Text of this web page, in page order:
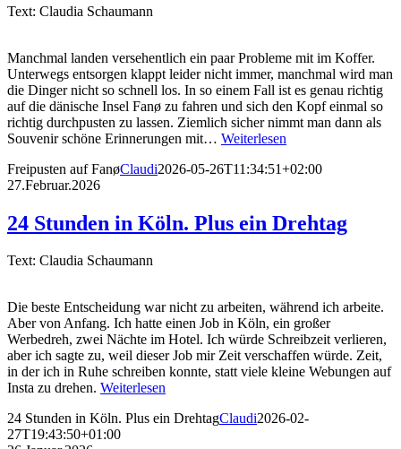
Text: Claudia Schaumann
Manchmal landen versehentlich ein paar Probleme mit im Koffer.
Unterwegs entsorgen klappt leider nicht immer, manchmal wird man
die Dinger nicht so schnell los. In so einem Fall ist es genau richtig
auf die dänische Insel Fanø zu fahren und sich den Kopf einmal so
richtig durchpusten zu lassen. Ziemlich sicher nimmt man dann als
Souvenir schöne Erinnerungen mit… Weiterlesen
Freipusten auf FanøClaudi2026-05-26T11:34:51+02:00
27.Februar.2026
24 Stunden in Köln. Plus ein Drehtag
Text: Claudia Schaumann
Die beste Entscheidung war nicht zu arbeiten, während ich arbeite.
Aber von Anfang. Ich hatte einen Job in Köln, ein großer
Werbedreh, zwei Nächte im Hotel. Ich würde Schreibzeit verlieren,
aber ich sagte zu, weil dieser Job mir Zeit verschaffen würde. Zeit,
in der ich in Ruhe schreiben konnte, statt viele kleine Webungen auf
Insta zu drehen. Weiterlesen
24 Stunden in Köln. Plus ein DrehtagClaudi2026-02-
27T19:43:50+01:00